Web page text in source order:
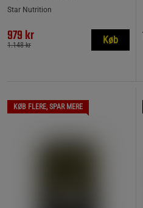
Star Nutrition
979 kr
1.148 kr Køb
KØB FLERE, SPAR MERE